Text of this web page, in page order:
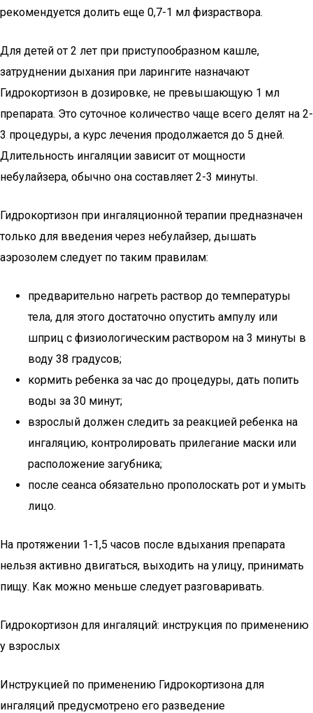
рекомендуется долить еще 0,7-1 мл физраствора.
Для детей от 2 лет при приступообразном кашле,
затруднении дыхания при ларингите назначают
Гидрокортизон в дозировке, не превышающую 1 мл
препарата. Это суточное количество чаще всего делят на 2-
3 процедуры, а курс лечения продолжается до 5 дней.
Длительность ингаляции зависит от мощности
небулайзера, обычно она составляет 2-3 минуты.
Гидрокортизон при ингаляционной терапии предназначен
только для введения через небулайзер, дышать
аэрозолем следует по таким правилам:
предварительно нагреть раствор до температуры
тела, для этого достаточно опустить ампулу или
шприц с физиологическим раствором на 3 минуты в
воду 38 градусов;
кормить ребенка за час до процедуры, дать попить
воды за 30 минут;
взрослый должен следить за реакцией ребенка на
ингаляцию, контролировать прилегание маски или
расположение загубника;
после сеанса обязательно прополоскать рот и умыть
лицо.
На протяжении 1-1,5 часов после вдыхания препарата
нельзя активно двигаться, выходить на улицу, принимать
пищу. Как можно меньше следует разговаривать.
Гидрокортизон для ингаляций: инструкция по применению
у взрослых
Инструкцией по применению Гидрокортизона для
ингаляций предусмотрено его разведение